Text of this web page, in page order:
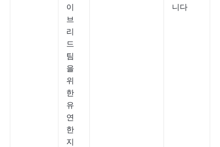
이
브
리
드
팀
을
위
한
유
연
한
지
니다